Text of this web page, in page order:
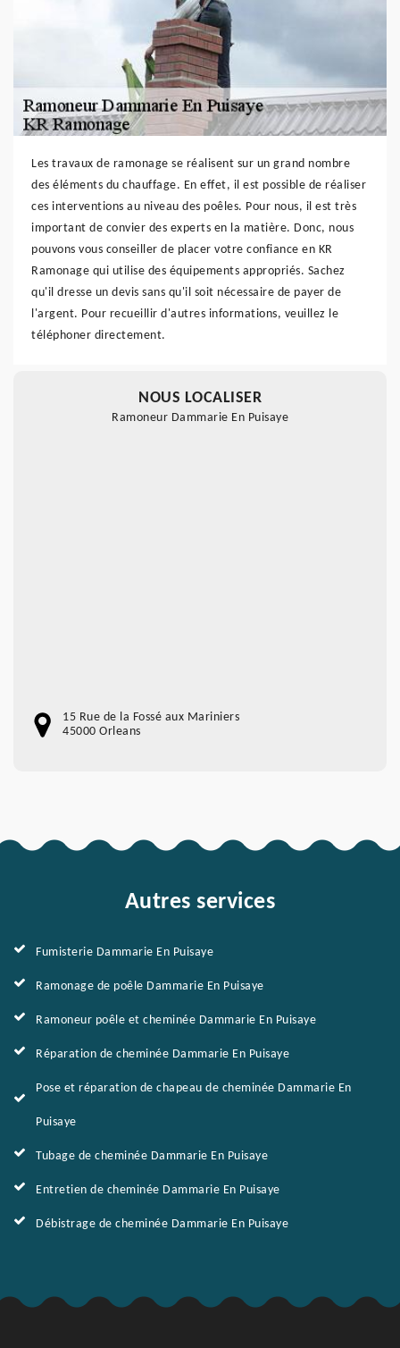
Les travaux de ramonage se réalisent sur un grand nombre
des éléments du chauffage. En effet, il est possible de réaliser
ces interventions au niveau des poêles. Pour nous, il est très
important de convier des experts en la matière. Donc, nous
pouvons vous conseiller de placer votre confiance en KR
Ramonage qui utilise des équipements appropriés. Sachez
qu'il dresse un devis sans qu'il soit nécessaire de payer de
l'argent. Pour recueillir d'autres informations, veuillez le
téléphoner directement.
NOUS LOCALISER
Ramoneur Dammarie En Puisaye
15 Rue de la Fossé aux Mariniers
45000 Orleans
Autres services
Fumisterie Dammarie En Puisaye
Ramonage de poêle Dammarie En Puisaye
Ramoneur poêle et cheminée Dammarie En Puisaye
Réparation de cheminée Dammarie En Puisaye
Pose et réparation de chapeau de cheminée Dammarie En
Puisaye
Tubage de cheminée Dammarie En Puisaye
Entretien de cheminée Dammarie En Puisaye
Débistrage de cheminée Dammarie En Puisaye